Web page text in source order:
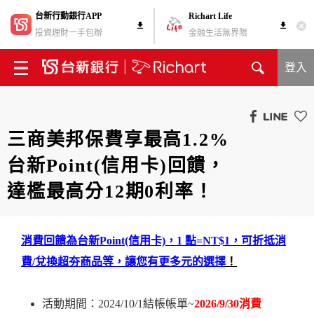
台新行動銀行APP
投資理財一手包辦
Richart Life
金融生活無界限
登入
三商美邦保費享最高1.2%
台新Point(信用卡)回饋，
達檻最高分12期0利率！
消費回饋為台新Point(信用卡)，1 點=NT$1，可折抵消
費/兌換超夯商品等，讓您有更多元的選擇 ！
活動期間：2024/10/1結帳帳單~2026/9/30消費